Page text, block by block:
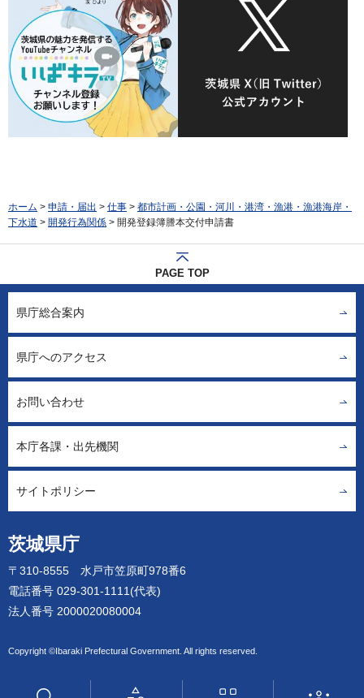
ホーム > 申請・届出 > 仕事 > 都市計画・公園・河川・港湾・漁港・漁港海岸・
下水道 > 開発行為関係 > 開発登録簿謄本交付申請書
PAGE TOP
茨城県庁
〒310-8555 水戸市笠原町978番6
電話番号 029-301-1111(代表)
法人番号 2000020080004
Copyright ©Ibaraki Prefectural Government. All rights reserved.
県庁総合案内
県庁へのアクセス
お問い合わせ
本庁各課・出先機関
サイトポリシー